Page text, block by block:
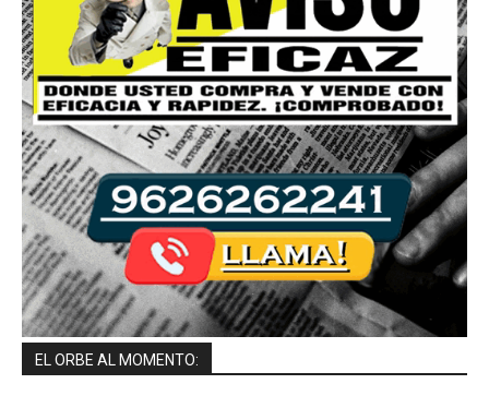
EL ORBE AL MOMENTO: